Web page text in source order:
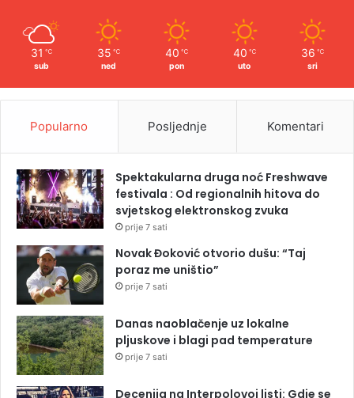
31 ℃
sub
35 ℃
ned
40 ℃
pon
40 ℃
uto
36 ℃
sri
Popularno Posljednje Komentari
Spektakularna druga noć Freshwave
festivala : Od regionalnih hitova do
svjetskog elektronskog zvuka
prije 7 sati
Novak Đoković otvorio dušu: “Taj
poraz me uništio”
prije 7 sati
Danas naoblačenje uz lokalne
pljuskove i blagi pad temperature
prije 7 sati
Decenija na Interpolovoj listi: Gdje se